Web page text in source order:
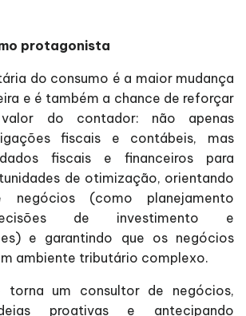
protagonista
do consumo é a maior mudança
e é também a chance de reforçar
do contador: não apenas
fiscais e contábeis, mas
fiscais e financeiros para
de otimização, orientando
negócios (como planejamento
de investimento e
e garantindo que os negócios
ambiente tributário complexo.
torna um consultor de negócios,
proativas e antecipando